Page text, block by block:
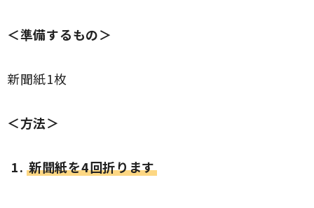
＜準備するもの＞
新聞紙1枚
＜方法＞
新聞紙を4回折ります